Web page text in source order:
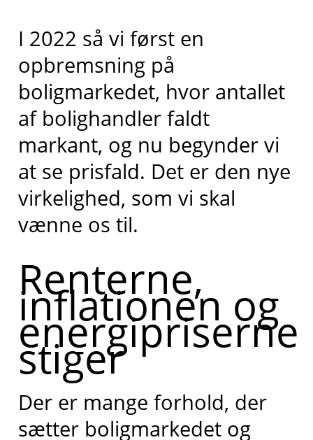
I 2022 så vi først en
opbremsning på
boligmarkedet, hvor antallet
af bolighandler faldt
markant, og nu begynder vi
at se prisfald. Det er den nye
virkelighed, som vi skal
vænne os til.
Renterne,
inflationen og
energipriserne
stiger
Der er mange forhold, der
sætter boligmarkedet og